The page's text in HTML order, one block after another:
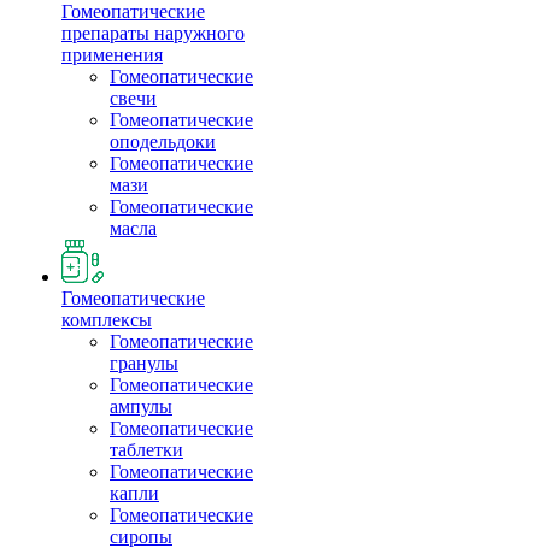
Гомеопатические
препараты наружного
применения
Гомеопатические
свечи
Гомеопатические
оподельдоки
Гомеопатические
мази
Гомеопатические
масла
Гомеопатические
комплексы
Гомеопатические
гранулы
Гомеопатические
ампулы
Гомеопатические
таблетки
Гомеопатические
капли
Гомеопатические
сиропы